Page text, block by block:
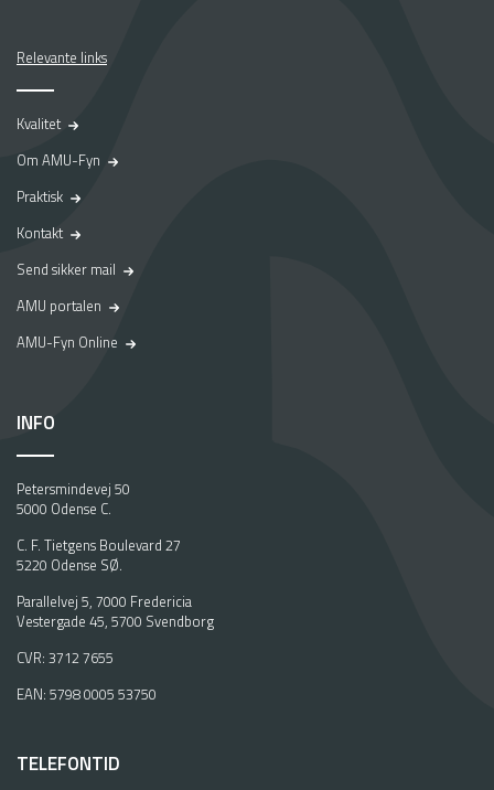
Relevante links
Kvalitet
Om AMU-Fyn
Praktisk
Kontakt
Send sikker mail
AMU portalen
AMU-Fyn Online
INFO
Petersmindevej 50
5000 Odense C.
C. F. Tietgens Boulevard 27
5220 Odense SØ.
Parallelvej 5, 7000 Fredericia
Vestergade 45, 5700 Svendborg
CVR: 3712 7655
EAN: 5798 0005 53750
TELEFONTID